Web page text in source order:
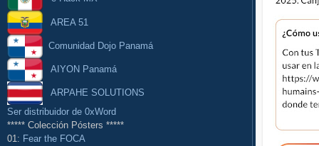
AREA 51
Comunidad Dojo Panamá
AIYON Panamá
ARPAHE SOLUTIONS
Ser distribuidor de 0xWord
***** Colección Pósters *****
01: Fear the FOCA